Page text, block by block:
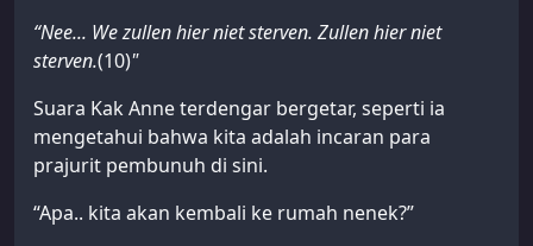
“Nee... We zullen hier niet sterven. Zullen hier niet
sterven.(10)"
Suara Kak Anne terdengar bergetar, seperti ia
mengetahui bahwa kita adalah incaran para
prajurit pembunuh di sini.
“Apa.. kita akan kembali ke rumah nenek?”